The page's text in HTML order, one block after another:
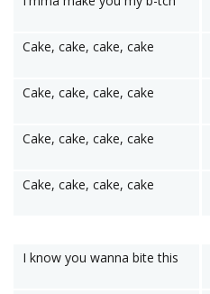
Cake, cake, cake, cake
Cake, cake, cake, cake
Cake, cake, cake, cake
Cake, cake, cake, cake
I know you wanna bite this